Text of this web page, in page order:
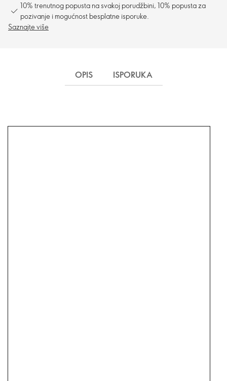
10% trenutnog popusta na svakoj porudžbini, 10% popusta za
pozivanje i mogućnost besplatne isporuke.
Saznajte više
OPIS ISPORUKA